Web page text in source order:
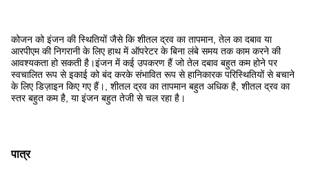
कोजन को इंजन की स्थितियों जैसे कि शीतल द्रव का तापमान, तेल का दबाव या
आरपीएम की निगरानी के लिए हाथ में ऑपरेटर के बिना लंबे समय तक काम करने की
आवश्यकता हो सकती है।इंजन में कई उपकरण हैं जो तेल दबाव बहुत कम होने पर
स्वचालित रूप से इकाई को बंद करके संभावित रूप से हानिकारक परिस्थितियों से बचाने
के लिए डिज़ाइन किए गए हैं।, शीतल द्रव का तापमान बहुत अधिक है, शीतल द्रव का
स्तर बहुत कम है, या इंजन बहुत तेजी से चल रहा है।
पात्र